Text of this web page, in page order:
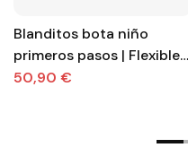
Blanditos bota niño
primeros pasos | Flexibles
y seguras
50,90 €